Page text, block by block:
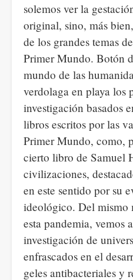
solemos ver la
original, sino, más
de los grandes temas
Primer Mundo. Botón
mundo de las
verdolaga en playa los
investigación basados
libros escritos por las
Primer Mundo, como,
cierto libro de Samuel
civilizaciones,
en este sentido por su
ideológico. Del mismo
esta pandemia, vemos
investigación de
enfrascados en el
geles antibacteriales y